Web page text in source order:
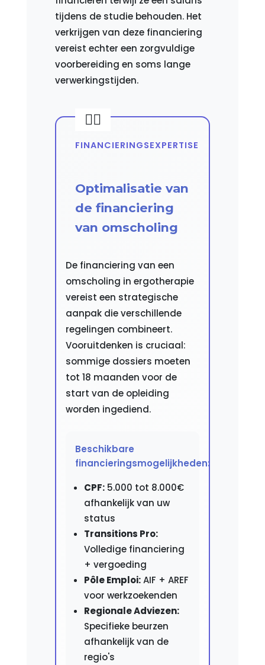
tijdens de studie behouden. Het
verkrijgen van deze financiering
vereist echter een zorgvuldige
voorbereiding en soms lange
verwerkingstijden.
FINANCIERINGSEXPERTISE
Optimalisatie van
de financiering
van omscholing
De financiering van een
omscholing in ergotherapie
vereist een strategische
aanpak die verschillende
regelingen combineert.
Vooruitdenken is cruciaal:
sommige dossiers moeten
tot 18 maanden voor de
start van de opleiding
worden ingediend.
Beschikbare
financieringsmogelijkheden:
CPF:5.000 tot 8.000€
afhankelijk van uw
status
Transitions Pro:
Volledige financiering
+ vergoeding
Pôle Emploi:AIF + AREF
voor werkzoekenden
Regionale Adviezen:
Specifieke beurzen
afhankelijk van de
regio's